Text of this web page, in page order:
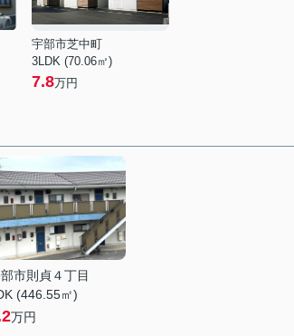
宇部市芝中町
3LDK (70.06㎡)
7.8万円
市則貞４丁目
(446.55㎡)
万円